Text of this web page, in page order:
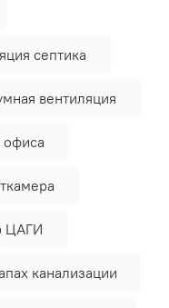
септика
вентиляция
офиса
ЦАГИ
канализации